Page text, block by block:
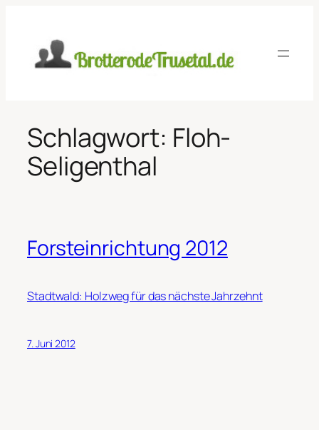
springen
Schlagwort: Floh-
Seligenthal
Forsteinrichtung 2012
Stadtwald: Holzweg für das nächste Jahrzehnt
7. Juni 2012